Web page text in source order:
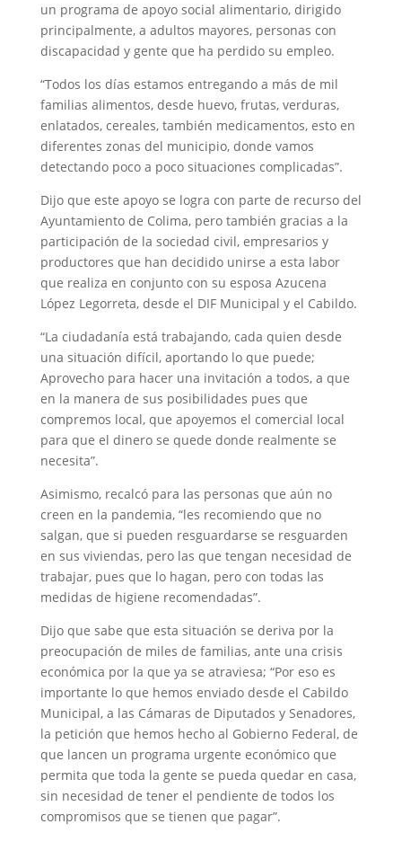
un programa de apoyo social alimentario, dirigido
principalmente, a adultos mayores, personas con
discapacidad y gente que ha perdido su empleo.
“Todos los días estamos entregando a más de mil
familias alimentos, desde huevo, frutas, verduras,
enlatados, cereales, también medicamentos, esto en
diferentes zonas del municipio, donde vamos
detectando poco a poco situaciones complicadas”.
Dijo que este apoyo se logra con parte de recurso del
Ayuntamiento de Colima, pero también gracias a la
participación de la sociedad civil, empresarios y
productores que han decidido unirse a esta labor
que realiza en conjunto con su esposa Azucena
López Legorreta, desde el DIF Municipal y el Cabildo.
“La ciudadanía está trabajando, cada quien desde
una situación difícil, aportando lo que puede;
Aprovecho para hacer una invitación a todos, a que
en la manera de sus posibilidades pues que
compremos local, que apoyemos el comercial local
para que el dinero se quede donde realmente se
necesita”.
Asimismo, recalcó para las personas que aún no
creen en la pandemia, “les recomiendo que no
salgan, que si pueden resguardarse se resguarden
en sus viviendas, pero las que tengan necesidad de
trabajar, pues que lo hagan, pero con todas las
medidas de higiene recomendadas”.
Dijo que sabe que esta situación se deriva por la
preocupación de miles de familias, ante una crisis
económica por la que ya se atraviesa; “Por eso es
importante lo que hemos enviado desde el Cabildo
Municipal, a las Cámaras de Diputados y Senadores,
la petición que hemos hecho al Gobierno Federal, de
que lancen un programa urgente económico que
permita que toda la gente se pueda quedar en casa,
sin necesidad de tener el pendiente de todos los
compromisos que se tienen que pagar”.